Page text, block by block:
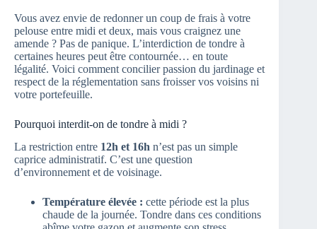
Vous avez envie de redonner un coup de frais à votre
pelouse entre midi et deux, mais vous craignez une
amende ? Pas de panique. L’interdiction de tondre à
certaines heures peut être contournée… en toute
légalité. Voici comment concilier passion du jardinage et
respect de la réglementation sans froisser vos voisins ni
votre portefeuille.
Pourquoi interdit-on de tondre à midi ?
La restriction entre 12h et 16h n’est pas un simple
caprice administratif. C’est une question
d’environnement et de voisinage.
Température élevée : cette période est la plus
chaude de la journée. Tondre dans ces conditions